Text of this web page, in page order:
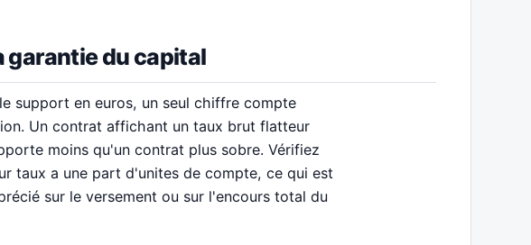
garantie du capital
support en euros, un seul chiffre compte
Un contrat affichant un taux brut flatteur
moins qu'un contrat plus sobre. Vérifiez
taux a une part d'unites de compte, ce qui est
sur le versement ou sur l'encours total du